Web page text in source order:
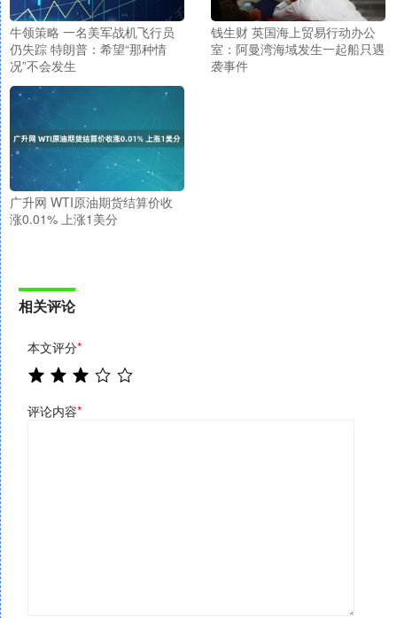
牛领策略 一名美军战机飞行员
仍失踪 特朗普：希望“那种情
况”不会发生
钱生财 英国海上贸易行动办公
室：阿曼湾海域发生一起船只遇
袭事件
广升网 WTI原油期货结算价收
涨0.01% 上涨1美分
相关评论
本文评分*
评论内容*